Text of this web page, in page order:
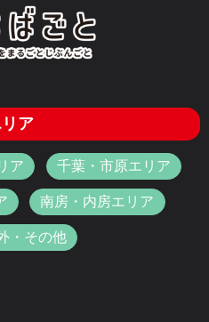
ア
ア 千葉・市原エリア
南房・内房エリア
・その他